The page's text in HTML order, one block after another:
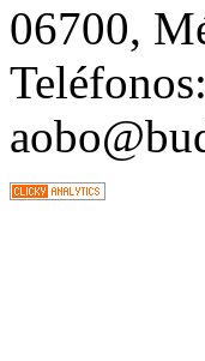
06700,